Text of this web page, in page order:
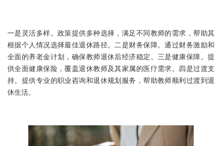
一是灵活多样。政策提供多种选择，满足不同教师的需求，帮助其
根据个人情况选择最佳退休路径。二是财务保障。通过财务激励和
全面的养老金计划，确保教师退休后经济稳定。三是健康保障。提
供全面健康保险，覆盖退休教师及其家属的医疗需求。四是过渡支
持。提供专业的职业咨询和退休规划服务，帮助教师顺利过渡到退
休生活。